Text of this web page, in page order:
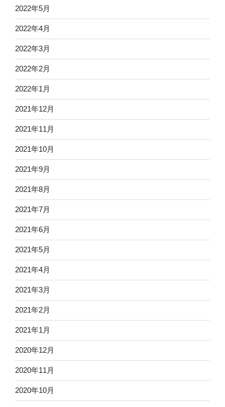
2022年5月
2022年4月
2022年3月
2022年2月
2022年1月
2021年12月
2021年11月
2021年10月
2021年9月
2021年8月
2021年7月
2021年6月
2021年5月
2021年4月
2021年3月
2021年2月
2021年1月
2020年12月
2020年11月
2020年10月